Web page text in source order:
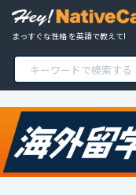
まっすぐな性格 を英語で教えて!